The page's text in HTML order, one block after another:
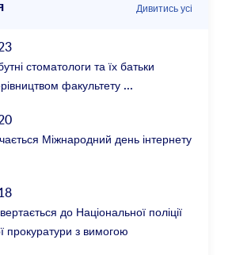
Дивитись усі
стоматологи та їх батьки
факультету
Міжнародний день інтернету
до Національної поліції
прокуратури з вимогою